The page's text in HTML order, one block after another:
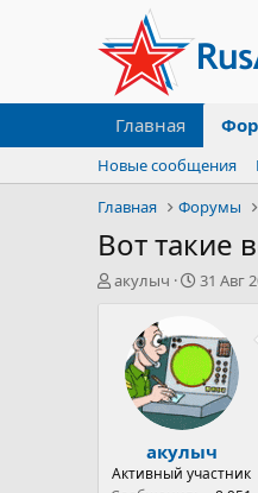
Главная
Новые сообщения
Главная
Форумы
Вот такие
А
акулыч
Д
а
н
а
ч
а
л
а
31 Авг
акулыч
Активный участник